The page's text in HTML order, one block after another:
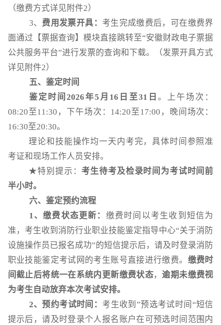
（缴费方式详见附件2）
3、 费用发票开具： 考生完成缴费后，可在缴费界
面通过【票据查询】模块直接跳转至“安徽财政电子票据
公共服务平台”进行发票的查询和下载。（发票开具方式
详见附件2）
五、鉴定时间
鉴定时间 2026年5 月 16 日至31 日 。上午场次：
08:20至11:30，下午场次：14:20至17:00，晚间场次：
16:30至20:30。
理论和技能操作均一天内考完，具体时间参照准
考证和现场工作人员安排。
★特别提示：考生待考及检录时间为考试时间前
半小时。
六、鉴定预约流程
1 、缴费状态更新： 缴费时间以考生收到短信为
准，考生收到消防行业职业技能鉴定指导中心“关于消防
设施操作员已报名成功”的短信提示后，请及时登录消防
职业技能鉴定考试网的考生账号直接进行缴费。 缴费时
间截止后将统一在系统内更新缴费状态，逾期未缴费视
为考生自动放弃本次考试安排。
2、预约考试时间： 考生收到”预选考试时间“短信
提示后，请及时登录个人报名账户在可预选时间范围内